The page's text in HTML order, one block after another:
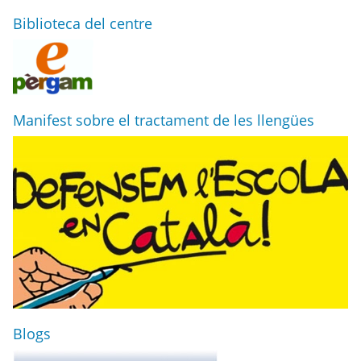
Biblioteca del centre
Manifest sobre el tractament de les llengües
Blogs